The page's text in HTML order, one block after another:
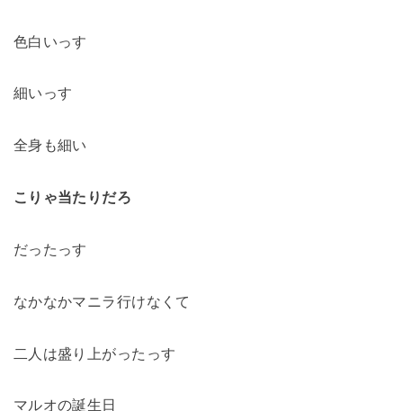
色白いっす
細いっす
全身も細い
こりゃ当たりだろ
だったっす
なかなかマニラ行けなくて
二人は盛り上がったっす
マルオの誕生日